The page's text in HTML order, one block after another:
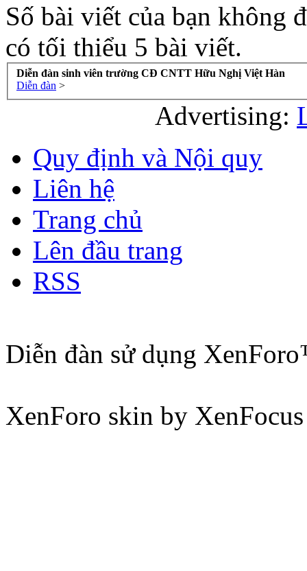
Số bài viết của bạn không
có tối thiểu 5 bài viết.
Diễn đàn sinh viên trường CĐ CNTT Hữu Nghị Việt Hàn
Diễn đàn >
Advertising:
Quy định và Nội quy
Liên hệ
Trang chủ
Lên đầu trang
RSS
Diễn đàn sử dụng
XenForo skin by XenFocus